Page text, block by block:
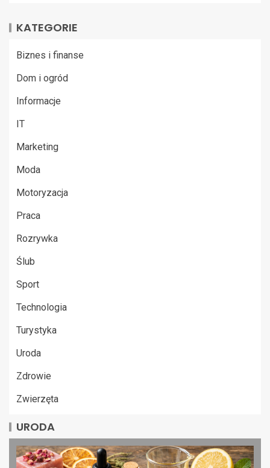
KATEGORIE
Biznes i finanse
Dom i ogród
Informacje
IT
Marketing
Moda
Motoryzacja
Praca
Rozrywka
Ślub
Sport
Technologia
Turystyka
Uroda
Zdrowie
Zwierzęta
URODA